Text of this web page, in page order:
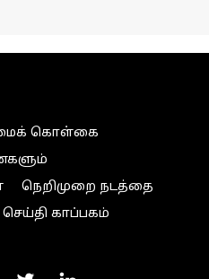
கொள்கை
நெறிமுறை நடத்தை
செய்தி காப்பகம்